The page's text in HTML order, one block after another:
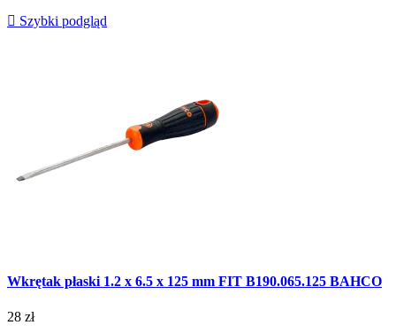
 Szybki podgląd
Wkrętak płaski 1.2 x 6.5 x 125 mm FIT B190.065.125 BAHCO
28 zł